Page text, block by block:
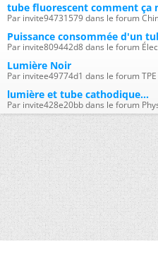
tube fluorescent comment ça
Par invite94731579 dans le forum
Puissance consommée d'un
Par invite809442d8 dans le forum
Lumière Noir
Par invitee49774d1 dans le forum
lumière et tube cathodique...
Par invite428e20bb dans le forum